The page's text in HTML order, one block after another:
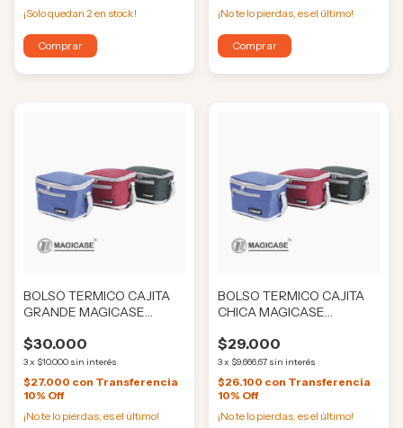
¡Solo quedan 2en stock!
Comprar
¡No te lo pierdas, es el último!
Comprar
BOLSO TERMICO CAJITA
GRANDE MAGICASE
$30.000
3x $10.000 sin interés
$27.000 con Transferencia
10% Off
¡No te lo pierdas, es el último!
BOLSO TERMICO CAJITA
CHICA MAGICASE
$29.000
3x $9.666,67 sin interés
$26.100 con Transferencia
10% Off
¡No te lo pierdas, es el último!